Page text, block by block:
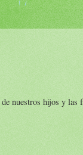
nuestros hijos y las